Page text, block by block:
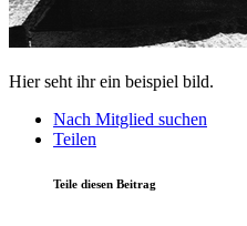
Hier seht ihr ein beispiel bild.
Nach Mitglied suchen
Teilen
Teile diesen Beitrag